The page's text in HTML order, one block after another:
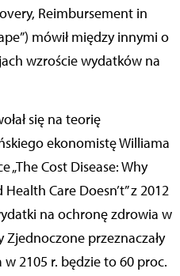
Reimbursement in
mówił między innymi o
wzroście wydatków na
się na teorię
ekonomistę Williama
„The Cost Disease: Why
Care Doesn’t” z 2012
na ochronę zdrowia w
Zjednoczone przeznaczały
w 2105 r. będzie to 60 proc.